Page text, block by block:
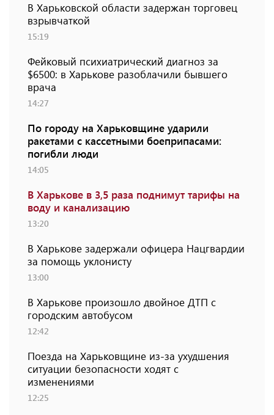
В Харьковской области задержан торговец
взрывчаткой
15:19
Фейковый психиатрический диагноз за
$6500: в Харькове разоблачили бывшего
врача
14:27
По городу на Харьковщине ударили
ракетами с кассетными боеприпасами:
погибли люди
14:05
В Харькове в 3,5 раза поднимут тарифы на
воду и канализацию
13:20
В Харькове задержали офицера Нацгвардии
за помощь уклонисту
13:00
В Харькове произошло двойное ДТП с
городским автобусом
12:42
Поезда на Харьковщине из-за ухудшения
ситуации безопасности ходят с
изменениями
12:25